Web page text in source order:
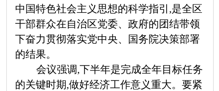
中国特色社会主义思想的科学指引,是全区
干部群众在自治区党委、政府的团结带领
下奋力贯彻落实党中央、国务院决策部署
的结果。
会议强调,下半年是完成全年目标任务
的关键时期,做好经济工作意义重大。要紧